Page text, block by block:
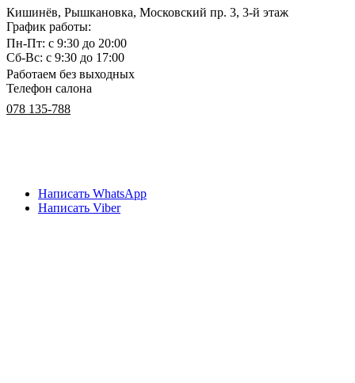
Кишинёв, Рышкановка, Московский пр. 3, 3-й этаж
График работы:
Пн-Пт: с 9:30 до 20:00
Сб-Вс: с 9:30 до 17:00
Работаем без выходных
Телефон салона
078 135-788
Написать WhatsApp
Написать Viber